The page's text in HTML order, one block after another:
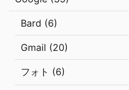
Bard (6)
Gmail (20)
フォト (6)